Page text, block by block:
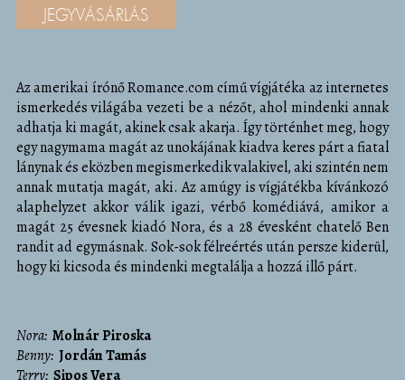
JEGYVÁSÁRLÁS
Az amerikai írónő Romance.com című vígjátéka az internetes
ismerkedés világába vezeti be a nézőt, ahol mindenki annak
adhatja ki magát, akinek csak akarja. Így történhet meg, hogy
egy nagymama magát az unokájának kiadva keres párt a fiatal
lánynak és eközben megismerkedik valakivel, aki szintén nem
annak mutatja magát, aki. Az amúgy is vígjátékba kívánkozó
alaphelyzet akkor válik igazi, vérbő komédiává, amikor a
magát 25 évesnek kiadó Nora, és a 28 évesként chatelő Ben
randit ad egymásnak. Sok-sok félreértés után persze kiderül,
hogy ki kicsoda és mindenki megtalálja a hozzá illő párt.
Nora Molnár Piroska
Benny Jordán Tamás
Terry Sipos Vera